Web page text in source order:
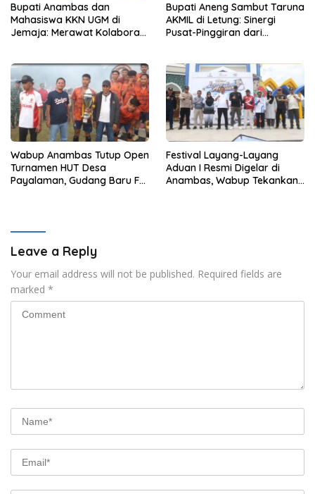
Bupati Anambas dan
Mahasiswa KKN UGM di
Jemaja: Merawat Kolaborasi
Bupati Aneng Sambut Taruna
AKMIL di Letung: Sinergi
Pusat-Pinggiran dari
Wabup Anambas Tutup Open
Turnamen HUT Desa
Payalaman, Gudang Baru FC
Festival Layang-Layang
Aduan I Resmi Digelar di
Anambas, Wabup Tekankan
Leave a Reply
Your email address will not be published. Required fields are
marked *